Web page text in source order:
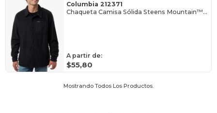
Columbia 212371
Chaqueta Camisa Sólida Steens Mountain™ para Hombre
A partir de:
$55,80
Mostrando Todos Los Productos.